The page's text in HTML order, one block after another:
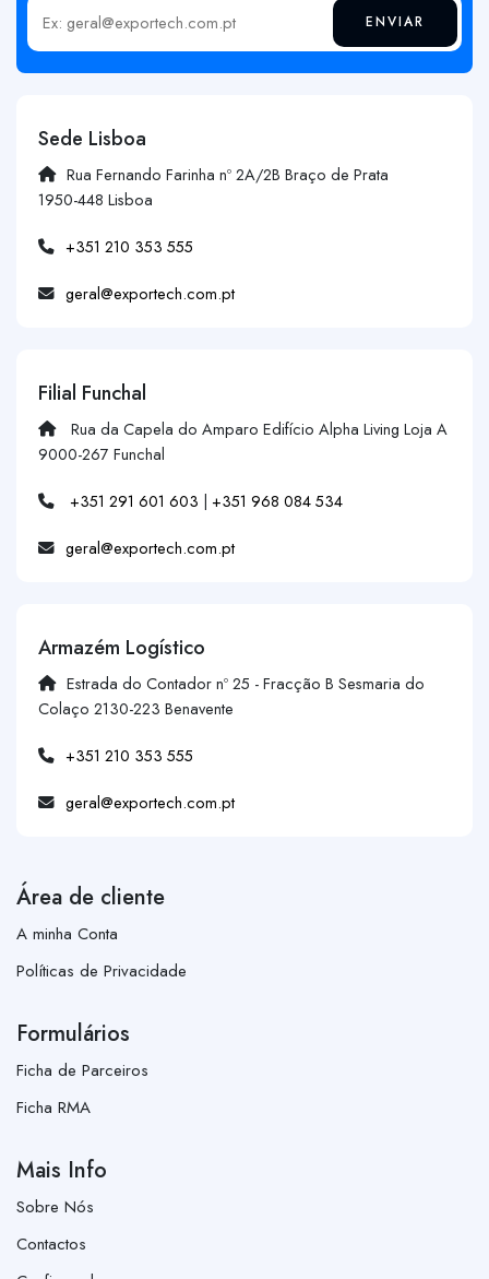
Insira o seu email ENVIAR
Sede Lisboa
Rua Fernando Farinha nº 2A/2B Braço de Prata
1950-448 Lisboa
+351 210 353 555
geral@exportech.com.pt
Filial Funchal
Rua da Capela do Amparo Edifício Alpha Living Loja A
9000-267 Funchal
+351 291 601 603 | +351 968 084 534
geral@exportech.com.pt
Armazém Logístico
Estrada do Contador nº 25 - Fracção B Sesmaria do
Colaço 2130-223 Benavente
+351 210 353 555
geral@exportech.com.pt
Área de cliente
A minha Conta
Políticas de Privacidade
Formulários
Ficha de Parceiros
Ficha RMA
Mais Info
Sobre Nós
Contactos